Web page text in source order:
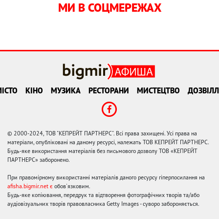
МИ В СОЦМЕРЕЖАХ
КІНО МУЗИКА РЕСТОРАНИ МИСТЕЦТВО
© 2000-2024, ТОВ "КЕПРЕЙТ ПАРТНЕРС". Всі права захищені. Усі права на
матеріали, опубліковані на даному ресурсі, належать ТОВ КЕПРЕЙТ ПАРТНЕРС.
Будь-яке використання матеріалів без письмового дозволу ТОВ «КЕПРЕЙТ
ПАРТНЕРС» заборонено.
При правомірному використанні матеріалів даного ресурсу гіперпосилання на
afisha.bigmir.net є обов'язковим.
Будь-яке копіювання, передрук та відтворення фотографічних творів та/або
аудіовізуальних творів правовласника Getty Images - суворо забороняється.